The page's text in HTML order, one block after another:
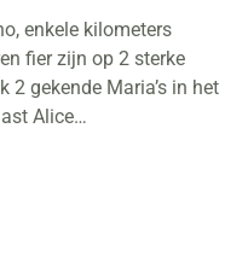
enkele kilometers
fier zijn op 2 sterke
gekende Maria’s in het
Alice…